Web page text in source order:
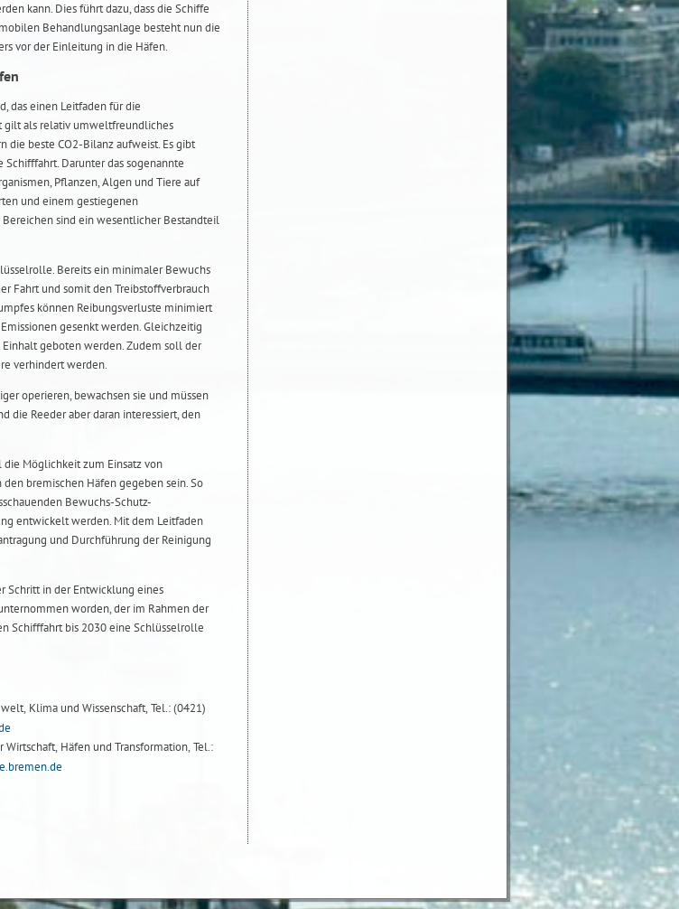
kann. Dies führt dazu, dass die Schiffe
Behandlungsanlage besteht nun die
vor der Einleitung in die Häfen.
das einen Leitfaden für die
gilt als relativ umweltfreundliches
die beste CO2-Bilanz aufweist. Es gibt
Darunter das sogenannte
Pflanzen, Algen und Tiere auf
und einem gestiegenen
sind ein wesentlicher Bestandteil
Bereits ein minimaler Bewuchs
Fahrt und somit den Treibstoffverbrauch
können Reibungsverluste minimiert
gesenkt werden. Gleichzeitig
geboten werden. Zudem soll der
verhindert werden.
operieren, bewachsen sie und müssen
die Reeder aber daran interessiert, den
Möglichkeit zum Einsatz von
bremischen Häfen gegeben sein. So
Bewuchs-Schutz-
entwickelt werden. Mit dem Leitfaden
und Durchführung der Reinigung
Schritt in der Entwicklung eines
worden, der im Rahmen der
Schifffahrt bis 2030 eine Schlüsselrolle
Klima und Wissenschaft, Tel.: (0421)
Häfen und Transformation, Tel.: